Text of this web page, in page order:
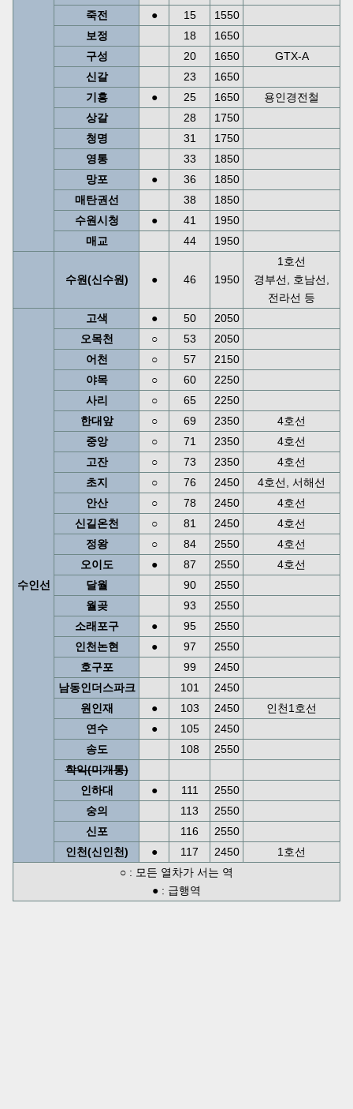
죽전
● 15
1550
보정
18
1650
구성
20 1650
GTX-A
신갈
23
1650
기흥
● 25 1650
용인경전철
상갈
28
1750
청명
31
1750
영통
33
1850
망포
● 36
1850
매탄권선
38
1850
수원시청
● 41
1950
매교
44 1950
수원(신수원) ● 46 1950
1호선
경부선, 호남선,
전라선 등
수인선
고색 ● 50
2050
오목천
○ 53
2050
어천
○ 57
2150
야목
○ 60
2250
사리
○ 65
2250
한대앞
○ 69 2350
4호선
중앙
○ 71 2350
4호선
고잔
○ 73 2350
4호선
초지
○ 76 2450
4호선, 서해선
안산
○ 78 2450
4호선
신길온천
○ 81 2450
4호선
정왕
○ 84 2550
4호선
오이도
● 87 2550
4호선
달월
90
2550
월곶
93
2550
소래포구
● 95
2550
인천논현
● 97
2550
호구포
99
2450
남동인더스파크
101
2450
원인재
● 103 2450
인천1호선
연수
● 105
2450
송도
108
2550
학익(미개통)
인하대
● 111
2550
숭의
113
2550
신포
116
2550
인천(신인천)
● 117 2450
1호선
○ : 모든 열차가 서는 역
● : 급행역